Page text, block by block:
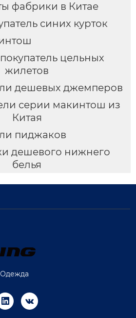
фабрики в Китае
синих курток
цельных
жилетов
дешевых джемперов
серии макинтош из
Китая
пиджаков
дешевого нижнего
белья
 